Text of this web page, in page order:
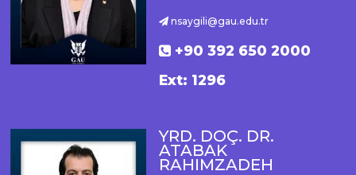
nsaygili@gau.edu.tr
+90 392 650 2000
Ext: 1296
YRD. DOÇ. DR.
ATABAK
RAHIMZADEH